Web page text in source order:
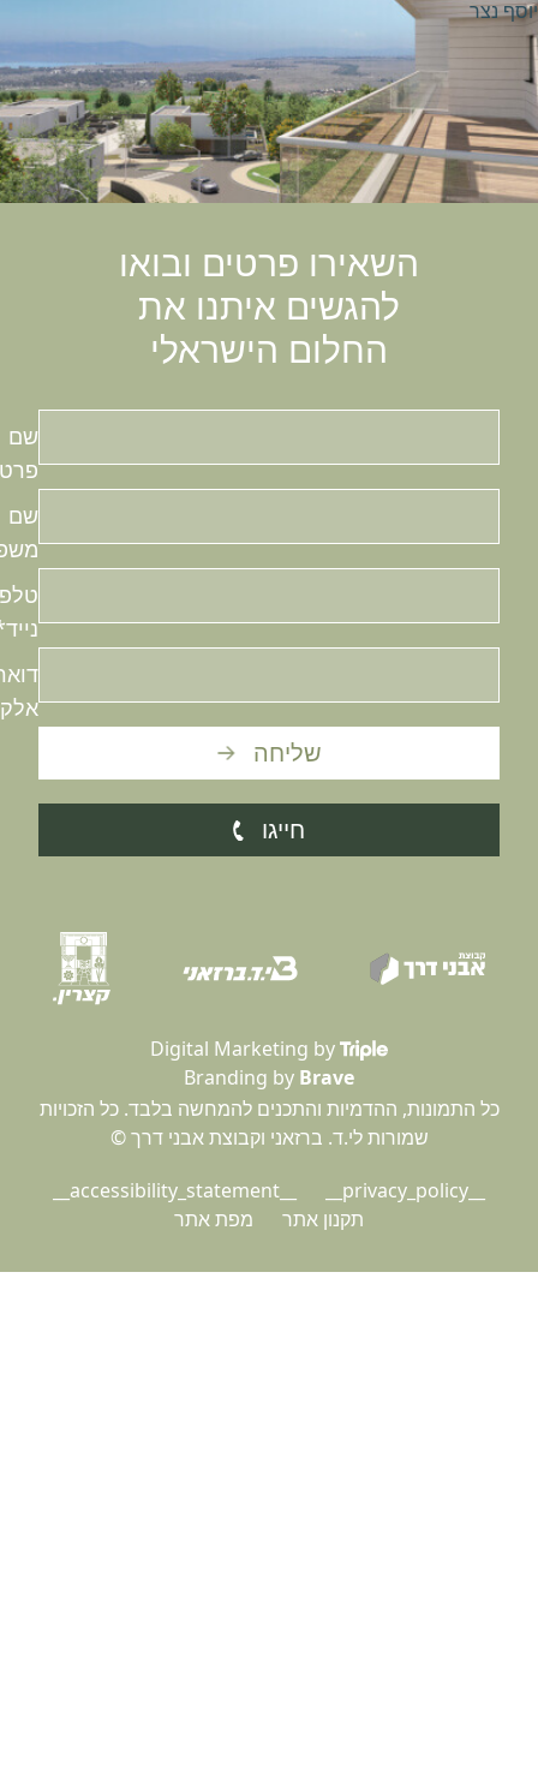
השאירו פרטים ובואו
להגשים איתנו את
החלום הישראלי
פרטי*
משפחה
טלפון
נייד*
אלקטרוני
שליחה
Branding byBrave
Digital Marketing by
התמונות, ההדמיות והתכנים להמחשה בלבד. כל הזכויות
שמורות לי.ד. ברזאני וקבוצת אבני דרך ©
תקנון אתר
מפת אתר